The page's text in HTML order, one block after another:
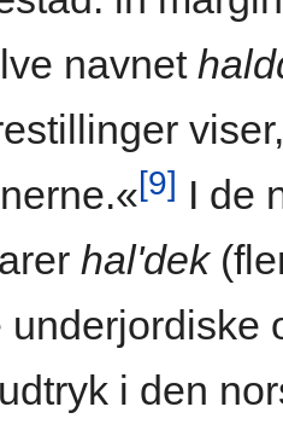
navnet
[9] I de
hal'dek
underjordiske
i den